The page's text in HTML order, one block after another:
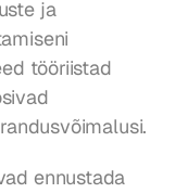
ja
tööriistad
ennustada